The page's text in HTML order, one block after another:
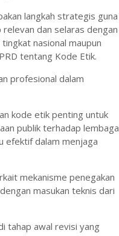
langkah strategis guna
dan selaras dengan
nasional maupun
tentang Kode Etik.
profesional dalam
kode etik penting untuk
publik terhadap lembaga
efektif dalam menjaga
mekanisme penegakan
masukan teknis dari
tahap awal revisi yang